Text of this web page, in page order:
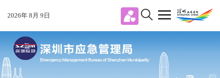
2026年 8 月 9 日